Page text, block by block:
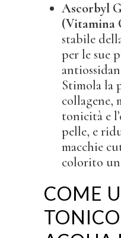
Ascorbyl
(Vitamina
stabile
per le sue
Stimola la
collagene,
tonicità e
pelle, e
macchie
colorito
COME